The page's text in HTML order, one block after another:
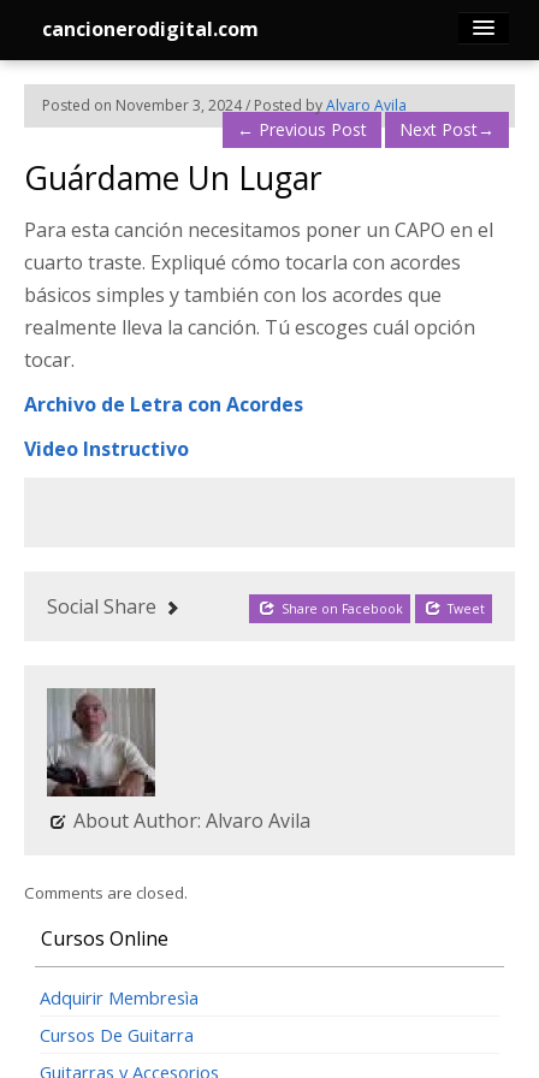
cancionerodigital.com
Inicio
Acordes
Guitarra
Tabs
Posted on November 3, 2024 / Posted byAlvaro Avila
← Previous Post Next Post→
Guárdame Un Lugar
Para esta canción necesitamos poner un CAPO en el
cuarto traste. Expliqué cómo tocarla con acordes
básicos simples y también con los acordes que
realmente lleva la canción. Tú escoges cuál opción
tocar.
Archivo de Letra con Acordes
Video Instructivo
Social Share Share on Facebook Tweet
About Author: Alvaro Avila
Comments are closed.
Cursos Online
Adquirir Membresìa
Cursos De Guitarra
Guitarras y Accesorios